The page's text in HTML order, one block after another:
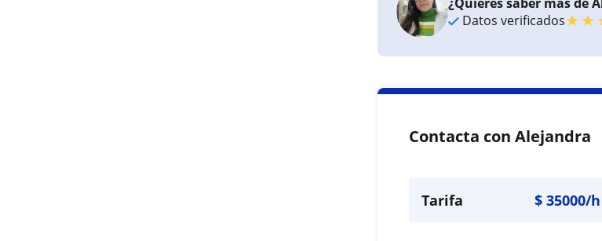
Datos verificados★★
Contacta con Alejandra
Tarifa $35000/h